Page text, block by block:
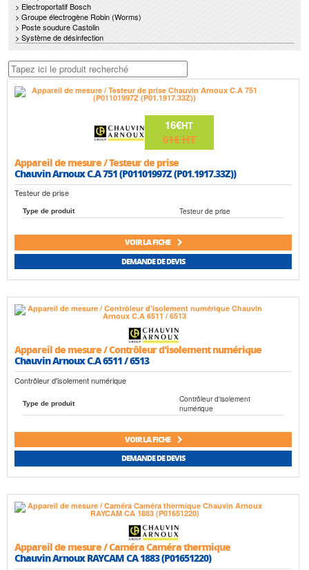
> Electroportatif Bosch
> Groupe électrogène Robin (Worms)
> Poste soudure Castolin
> Système de désinfection
16€HT
61€HT
Appareil de mesure / Testeur de prise
Chauvin Arnoux C.A 751 (P01101997Z (P01.1917.33Z))
Testeur de prise
Type de produit Testeur de prise
VOIR LA FICHE
DEMANDE DE DEVIS
Appareil de mesure / Contrôleur d'isolement numérique
Chauvin Arnoux C.A 6511 / 6513
Contrôleur d'isolement numérique
Type de produit
Contrôleur d'isolement
numérique
VOIR LA FICHE
DEMANDE DE DEVIS
Appareil de mesure / Caméra Caméra thermique
Chauvin Arnoux RAYCAM CA 1883 (P01651220)